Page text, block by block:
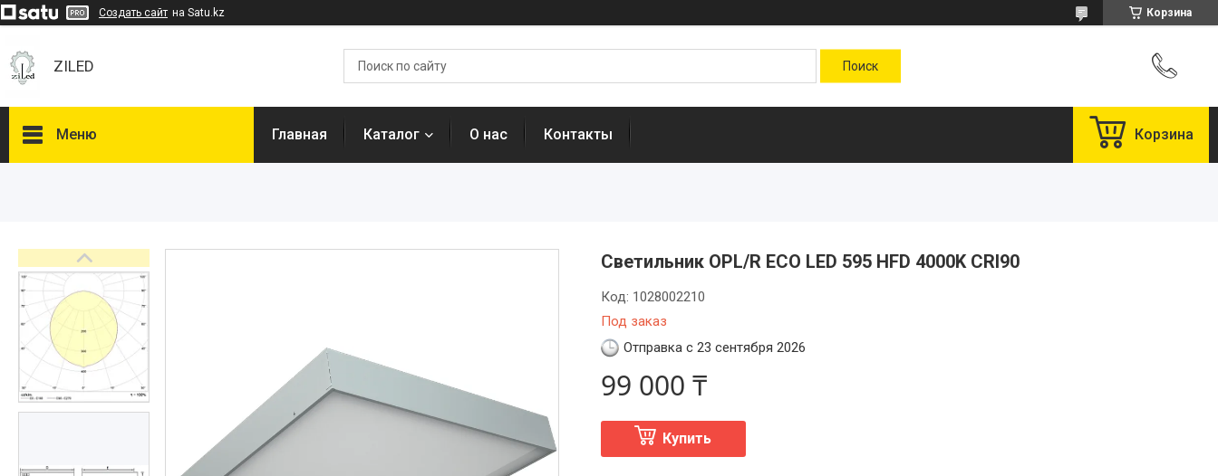
Создать сайт на Satu.kz Корзина
ZILED
Меню
ФАРЛАЙТ
АСТЗ
NLCO
INNOLUX
Отзывы
Главная Каталог О нас Контакты Корзина
Светильник OPL/R ECO LED 595 HFD 4000K CRI90
Под заказ
Код: 1028002210
Отправка с 23 сентября 2026
99 000 ₸
Купить